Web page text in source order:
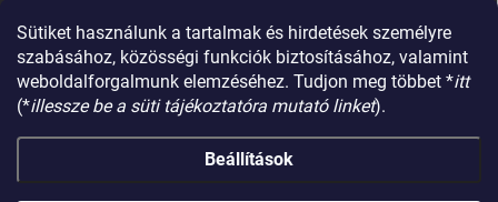
Sütiket használunk a tartalmak és hirdetések személyre
szabásához, közösségi funkciók biztosításához, valamint
weboldalforgalmunk elemzéséhez. Tudjon meg többet *itt
(*illessze be a süti tájékoztatóra mutató linket).
Beállítások